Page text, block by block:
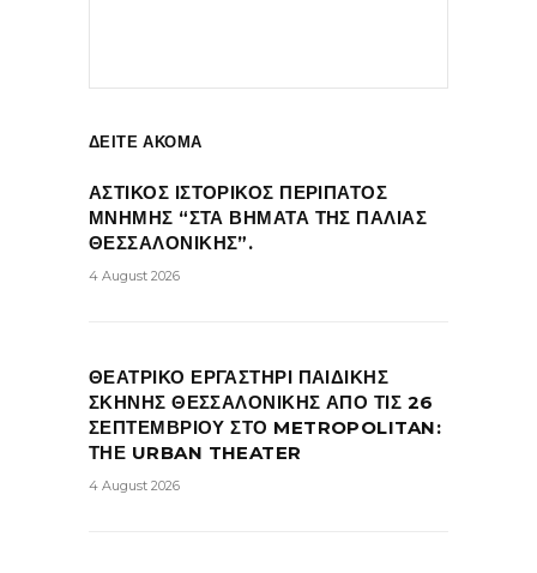
ΔΕΙΤΕ ΑΚΟΜΑ
ΑΣΤΙΚΟΣ ΙΣΤΟΡΙΚΟΣ ΠΕΡΙΠΑΤΟΣ
ΜΝΗΜΗΣ “ΣΤΑ ΒΗΜΑΤΑ ΤΗΣ ΠΑΛΙΑΣ
ΘΕΣΣΑΛΟΝΙΚΗΣ”.
4 August 2026
ΘΕΑΤΡΙΚΟ ΕΡΓΑΣΤΗΡΙ ΠΑΙΔΙΚΗΣ
ΣΚΗΝΗΣ ΘΕΣΣΑΛΟΝΙΚΗΣ ΑΠΟ ΤΙΣ 26
ΣΕΠΤΕΜΒΡΙΟΥ ΣΤΟ METROPOLITAN:
ΤΗΕ URBAN THEATER
4 August 2026